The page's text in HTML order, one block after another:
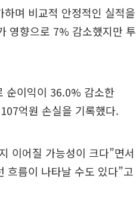
며 비교적 안정적인 실적을
영향으로 7% 감소했지만 투
순이익이 36.0% 감소한
억원 손실을 기록했다.
이어질 가능성이 크다”면서
흐름이 나타날 수도 있다”고